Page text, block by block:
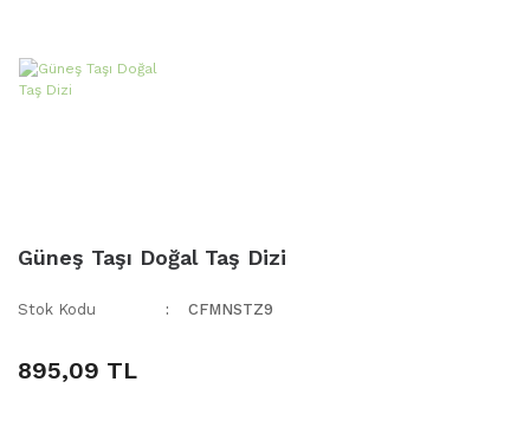
Güneş Taşı Doğal Taş Dizi
Stok Kodu CFMNSTZ9
895,09 TL